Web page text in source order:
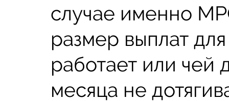
случае именно
размер выплат
работает или чей
месяца не